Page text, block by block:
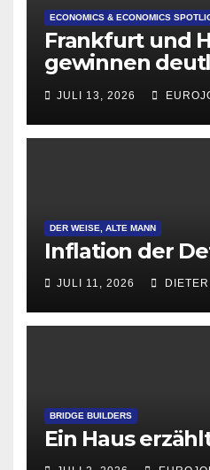
ECONOMICS & ECONOMICS
Frankfurt und
gewinnen
Attraktivität für
Gründungen
JULI 13, 2026
DER WEISE, ALTE MANN
Inflation der
JULI 11, 2026
BRIDGE BUILDERS
Ein Haus